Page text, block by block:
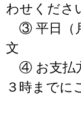
わせくださ
③ 平日（
文
④ お支払
３時までに